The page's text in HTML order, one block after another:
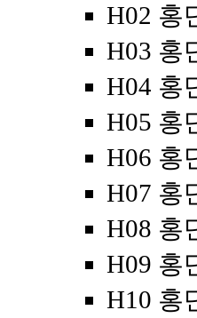
H02 홍
H03 홍
H04 홍
H05 홍
H06 홍
H07 홍
H08 홍
H09 홍
H10 홍